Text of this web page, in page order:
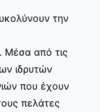
την
Μέσα από τις
ιδρυτών
που έχουν
πελάτες